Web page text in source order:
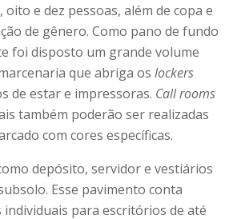
e dez pessoas, além de copa e
de gênero. Como pano de fundo
foi disposto um grande volume
que abriga os lockers
de estar e impressoras. Call rooms
também poderão ser realizadas
com cores específicas.
depósito, servidor e vestiários
Esse pavimento conta
individuais para escritórios de até